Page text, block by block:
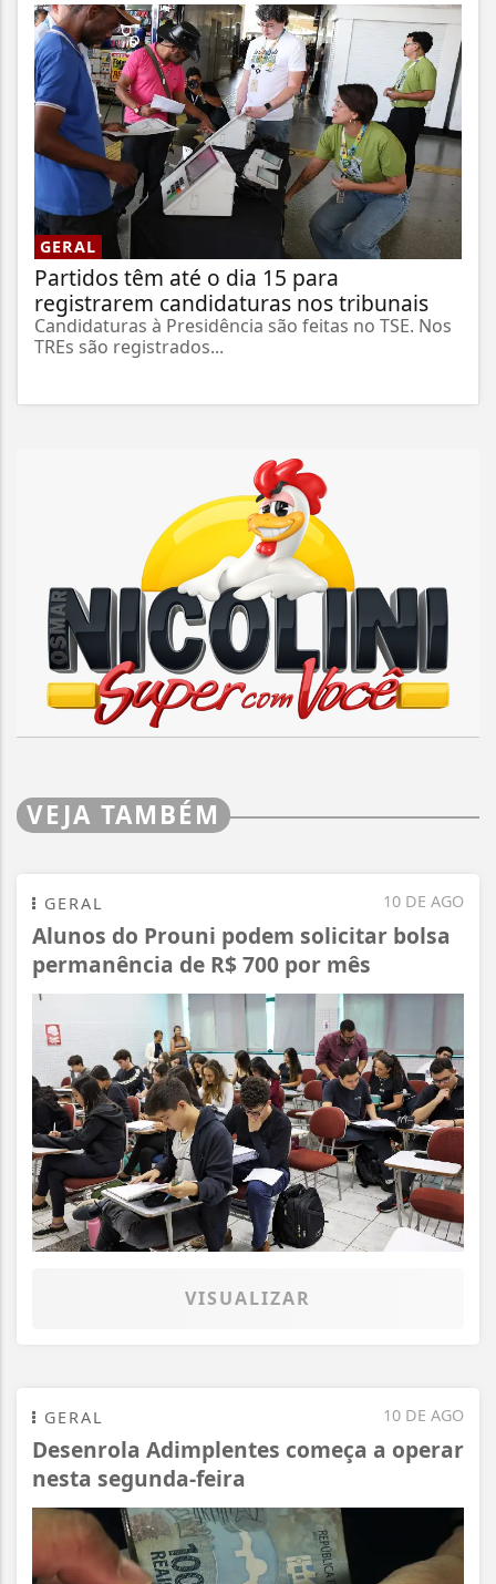
GERAL
Partidos têm até o dia 15 para
registrarem candidaturas nos tribunais
Candidaturas à Presidência são feitas no TSE. Nos
TREs são registrados...
VEJA TAMBÉM
10 DE AGO
GERAL
Alunos do Prouni podem solicitar bolsa
permanência de R$ 700 por mês
VISUALIZAR
10 DE AGO
GERAL
Desenrola Adimplentes começa a operar
nesta segunda-feira